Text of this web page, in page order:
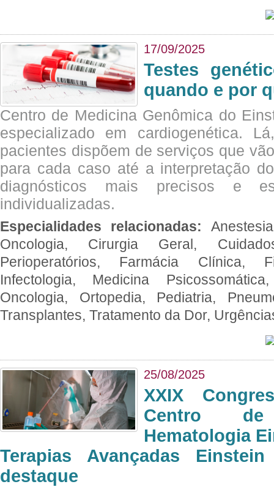
17/09/2025
Testes
quando e por
Centro de Medicina Genômica do
especializado em cardiogenética.
pacientes dispõem de serviços que
para cada caso até a interpretação
diagnósticos mais precisos e
individualizadas.
Especialidades relacionadas:
Oncologia, Cirurgia Geral,
Perioperatórios, Farmácia Clínica,
Infectologia, Medicina
Oncologia, Ortopedia, Pediatria,
Transplantes, Tratamento da Dor,
25/08/2025
XXIX
Centro
Hematologia
Terapias Avançadas
destaque